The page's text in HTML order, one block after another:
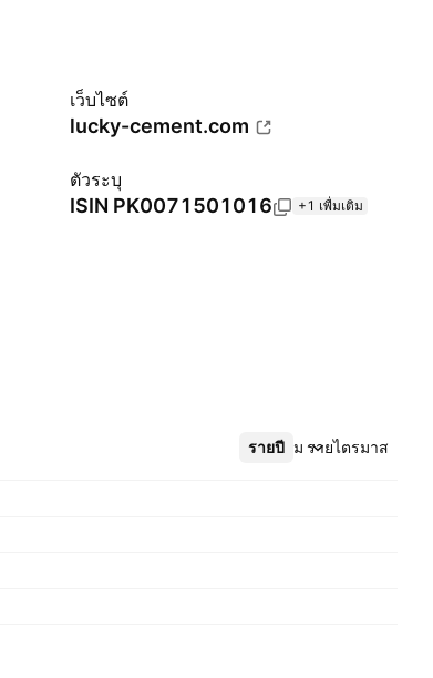
เว็บไซต์
lucky-cement.com
ตัวระบุ
ISIN PK0071501016 +1 เพื่มเติม
รายปี รายไตรมาส
เพิ่มเติม